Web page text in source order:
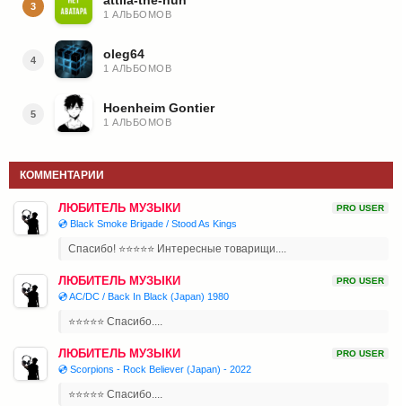
3
1 АЛЬБОМОВ
4 oleg64
1 АЛЬБОМОВ
5 Hoenheim Gontier
1 АЛЬБОМОВ
КОММЕНТАРИИ
ЛЮБИТЕЛЬ МУЗЫКИ PRO USER
💿 Black Smoke Brigade / Stood As Kings
Спасибо! ⭐⭐⭐⭐⭐ Интересные товарищи....
ЛЮБИТЕЛЬ МУЗЫКИ PRO USER
💿 AC/DC / Back In Black (Japan) 1980
⭐⭐⭐⭐⭐ Спасибо....
ЛЮБИТЕЛЬ МУЗЫКИ PRO USER
💿 Scorpions - Rock Believer (Japan) - 2022
⭐⭐⭐⭐⭐ Спасибо....